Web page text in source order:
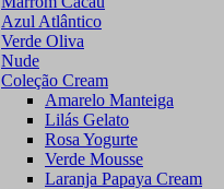
Azul Atlântico
Verde Oliva
Nude
Coleção Cream
Amarelo Manteiga
Lilás Gelato
Rosa Yogurte
Verde Mousse
Laranja Papaya Cream